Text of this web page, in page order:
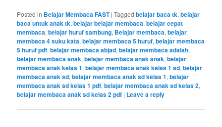
Posted in Belajar Membaca FAST |Tagged belajar baca tk,belajar
baca untuk anak tk,belajar belajar membaca,belajar cepat
membaca,belajar huruf sambung, Belajar membaca,belajar
membaca 4 suku kata,belajar membaca 5 huruf,belajar membaca
5 huruf pdf,belajar membaca abjad,belajar membaca adalah,
belajar membaca anak,belajar membaca anak anak,belajar
membaca anak kelas 1,belajar membaca anak kelas 1 sd,belajar
membaca anak sd,belajar membaca anak sd kelas 1,belajar
membaca anak sd kelas 1 pdf,belajar membaca anak sd kelas 2,
belajar membaca anak sd kelas 2 pdf | Leave a reply